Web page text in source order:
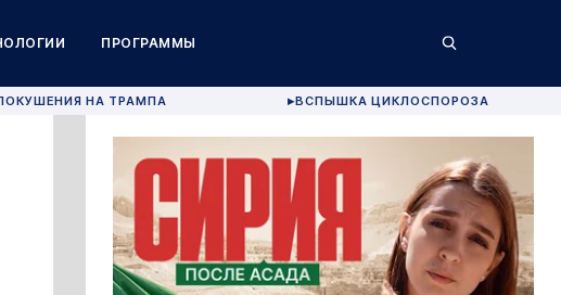
ПРОГРАММЫ
НА ТРАМПА ▶ВСПЫШКА ЦИКЛОСПОРОЗА